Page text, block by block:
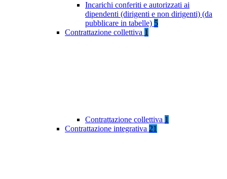
Incarichi conferiti e autorizzati ai
dipendenti (dirigenti e non dirigenti) (da
pubblicare in tabelle) 5
Contrattazione collettiva 1
Contrattazione collettiva 1
Contrattazione integrativa 21